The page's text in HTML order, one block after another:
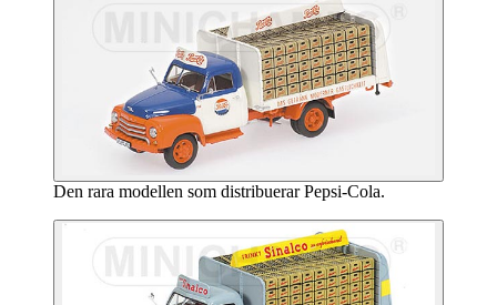
Den rara modellen som distribuerar Pepsi-Cola.